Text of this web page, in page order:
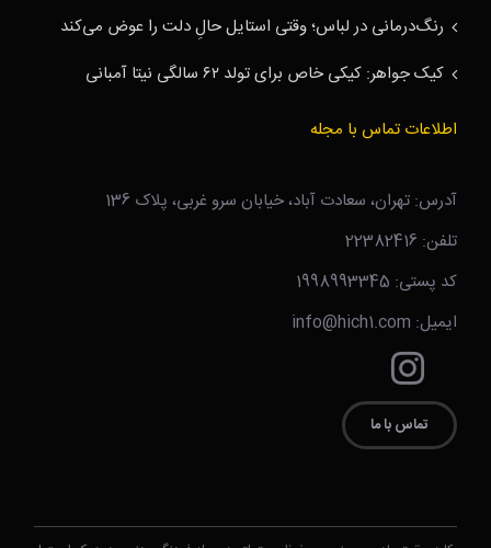
رنگ‌درمانی در لباس؛ وقتی استایل حالِ دلت را عوض می‌کند
کیک جواهر: کیکی خاص برای تولد ۶۲ سالگی نیتا آمبانی
اطلاعات تماس با مجله
آدرس: تهران، سعادت آباد، خیابان سرو غربی، پلاک 136
تلفن: 22382416
کد پستی: 1998993345
ایمیل: info@hich1.com
تماس با ما